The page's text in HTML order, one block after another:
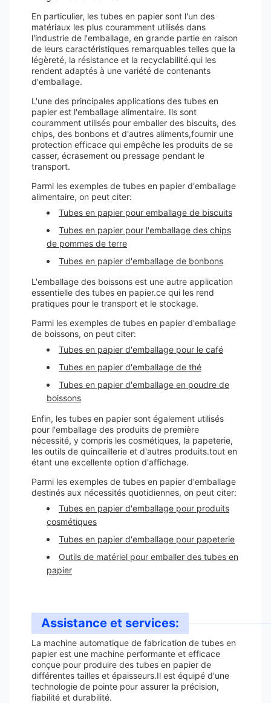
En particulier, les tubes en papier sont l'un des
matériaux les plus couramment utilisés dans
l'industrie de l'emballage, en grande partie en raison
de leurs caractéristiques remarquables telles que la
légèreté, la résistance et la recyclabilité.qui les
rendent adaptés à une variété de contenants
d'emballage.
L'une des principales applications des tubes en
papier est l'emballage alimentaire. Ils sont
couramment utilisés pour emballer des biscuits, des
chips, des bonbons et d'autres aliments,fournir une
protection efficace qui empêche les produits de se
casser, écrasement ou pressage pendant le
transport.
Parmi les exemples de tubes en papier d'emballage
alimentaire, on peut citer:
Tubes en papier pour emballage de biscuits
Tubes en papier pour l'emballage des chips
de pommes de terre
Tubes en papier d'emballage de bonbons
L'emballage des boissons est une autre application
essentielle des tubes en papier.ce qui les rend
pratiques pour le transport et le stockage.
Parmi les exemples de tubes en papier d'emballage
de boissons, on peut citer:
Tubes en papier d'emballage pour le café
Tubes en papier d'emballage de thé
Tubes en papier d'emballage en poudre de
boissons
Enfin, les tubes en papier sont également utilisés
pour l'emballage des produits de première
nécessité, y compris les cosmétiques, la papeterie,
les outils de quincaillerie et d'autres produits.tout en
étant une excellente option d'affichage.
Parmi les exemples de tubes en papier d'emballage
destinés aux nécessités quotidiennes, on peut citer:
Tubes en papier d'emballage pour produits
cosmétiques
Tubes en papier d'emballage pour papeterie
Outils de matériel pour emballer des tubes en
papier
Assistance et services:
La machine automatique de fabrication de tubes en
papier est une machine performante et efficace
conçue pour produire des tubes en papier de
différentes tailles et épaisseurs.Il est équipé d'une
technologie de pointe pour assurer la précision,
fiabilité et durabilité.